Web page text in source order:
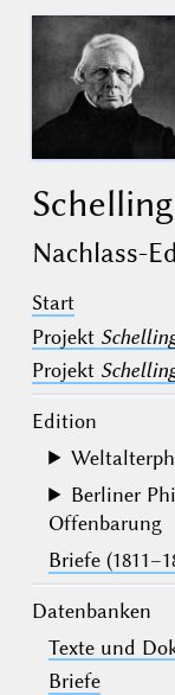
Schelling
Nachlass-
Start
Projekt
Projekt
Edition
Berliner
Offenbarung
Briefe
Datenbanken
Texte und
Briefe